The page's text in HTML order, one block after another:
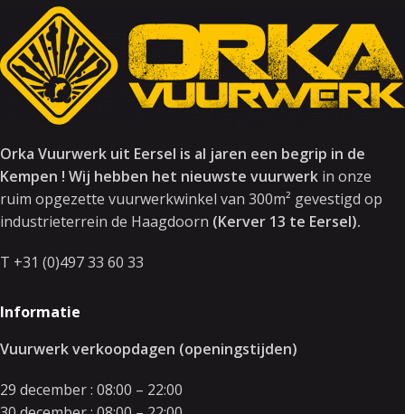
Orka Vuurwerk uit Eersel is al jaren een begrip in de
Kempen ! Wij hebben het nieuwste vuurwerk in onze
ruim opgezette vuurwerkwinkel van 300m² gevestigd op
industrieterrein de Haagdoorn (Kerver 13 te Eersel).
T +31 (0)497 33 60 33
Informatie
Vuurwerk verkoopdagen (openingstijden)
29 december : 08:00 – 22:00